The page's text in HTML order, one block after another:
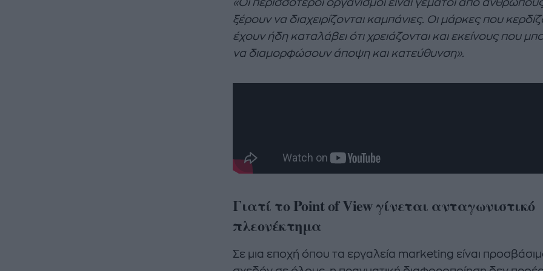
«Οι περισσότεροι οργανισμοί είναι γεμάτοι από
ξέρουν να διαχειρίζονται καμπάνιες. Οι μάρκες που
έχουν ήδη καταλάβει ότι χρειάζονται και εκείνους που
να διαμορφώσουν άποψη και κατεύθυνση».
Γιατί το Point of View γίνεται ανταγωνιστικό
πλεονέκτημα
Σε μια εποχή όπου τα εργαλεία marketing είναι